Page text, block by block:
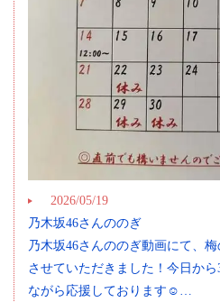
2026/05/19
乃木坂46さんののぎ
乃木坂46さんののぎ動画にて、
させていただきました！今日か
ながら応援しております☺️…